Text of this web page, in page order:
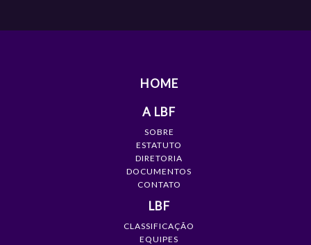
HOME
A LBF
SOBRE
ESTATUTO
DIRETORIA
DOCUMENTOS
CONTATO
LBF
CLASSIFICAÇÃO
EQUIPES